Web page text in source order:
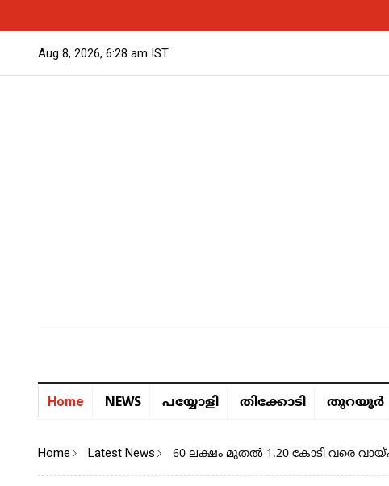
Aug 8, 2026, 6:28 am IST
Home NEWS പയ്യോളി തിക്കോടി തുറയൂര്‍
Home Latest News 60 ലക്ഷം മുതൽ 1.20 കോടി വരെ